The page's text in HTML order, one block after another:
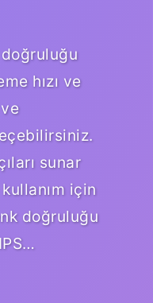
hızı ve
sunar
için
doğruluğu